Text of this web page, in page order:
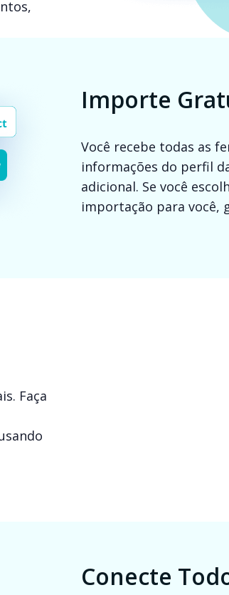
Importe
Você recebe todas as
informações do perfil
adicional. Se você
importação para você,
Faça
Conecte